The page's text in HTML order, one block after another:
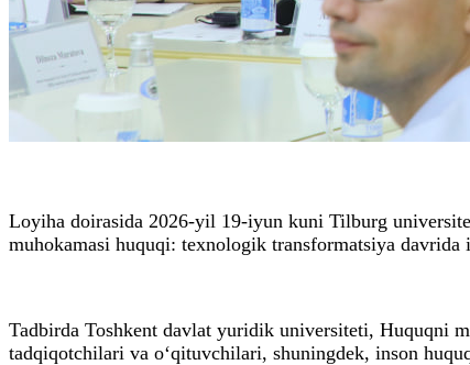
Loyiha doirasida 2026-yil 19-iyun kuni Tilburg
muhokamasi huquqi: texnologik transformatsiya davrida
Tadbirda Toshkent davlat yuridik universiteti, Huquqni
tadqiqotchilari va o‘qituvchilari, shuningdek, inson